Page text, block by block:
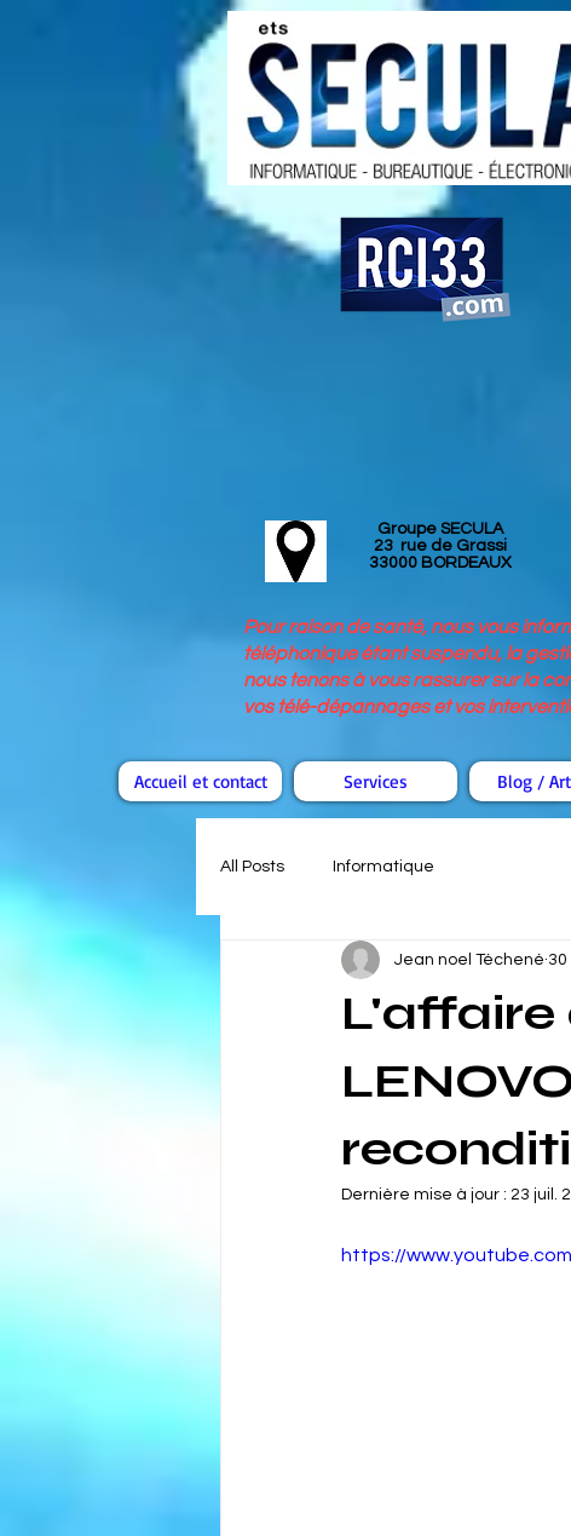
Groupe SECULA
23 rue de Grassi
33000 BORDEAUX
Pour raison de santé, nous vous
téléphonique étant suspendu, la
nous tenons à vous rassurer sur la
vos télé-dépannages et vos
Accueil et contact Services Blog /
All Posts Informatique
L'affaire
Jean noel Téchené 30
Dernière mise à jour : 23 juil.
https://